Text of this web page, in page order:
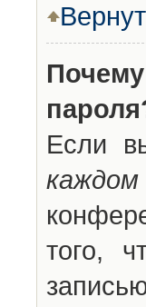
Если
того,